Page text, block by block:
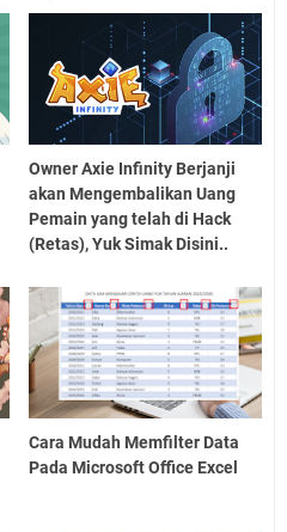
Owner Axie Infinity Berjanji
akan Mengembalikan Uang
Pemain yang telah di Hack
(Retas), Yuk Simak Disini..
Cara Mudah Memfilter Data
Pada Microsoft Office Excel